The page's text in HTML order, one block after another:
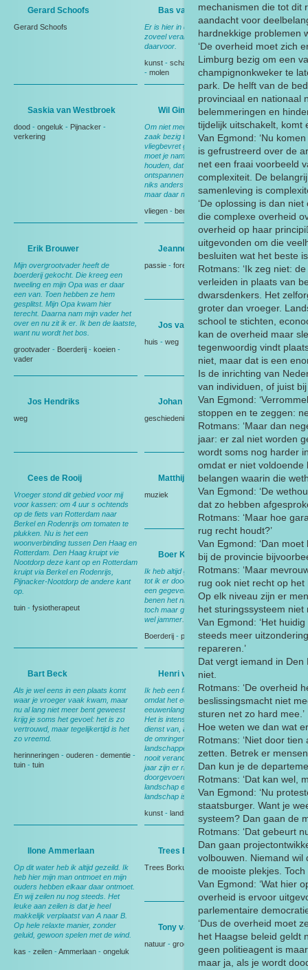
mechanismen die tot dit
aandacht voor
hardnekkige problemen
‘De overheid moet zich
Limburg bezig om een
champignonkweker te
park. De helft van de
provinciaal en nationaal
belemmeringen en
tijdelijk uitschakelt, komt
Van Egmond: ‘Nu
is gefrustreerd over de
net een fraai voorbeeld
complexiteit. De
samenleving is
‘De oplossing is dan
die complexe overheid
overheid op haar
uitgevonden om die
besluiten wat het beste
Rotmans: ‘Ik zeg niet:
verleiden in plaats van
dwarsdenkers. Het
groter dan vroeger.
school te stichten,
kan de overheid maar
tegenwoordig vindt
niet, maar dat is een
Is de inrichting van
van individuen, of juist
Van Egmond:
stoppen en te zeggen:
Rotmans: ‘Maar dan
jaar: er zal niet worden
wordt soms nog harder
omdat er niet voldoende
belangen waarin die
Van Egmond: ‘De
dat zo hebben
Rotmans: ‘Maar hoe
rug recht houdt?’
Van Egmond: ‘Dan
bij de provincie
Rotmans: ‘Maar
rug ook niet recht op
Op elk niveau zijn er
het sturingssysteem niet
Van Egmond: ‘Het
steeds meer
repareren.’
Dat vergt iemand in
niet.
Rotmans: ‘De overheid
beslissingsmacht niet
sturen net zo hard mee.’
Hoe weten we dan wat
Rotmans: ‘Niet door
zetten. Betrek er
Dan kun je de
Rotmans: ‘Dat kan wel,
Van Egmond: ‘Nu
staatsburger. Want je
systeem? Dan gaan de
Rotmans: ‘Dat gebeurt
Dan gaan
volbouwen. Niemand wil
de mooiste plekjes.
Van Egmond: ‘Wat hier
overheid is ervoor
parlementaire
‘Dus de overheid moet
het Haagse beleid geldt
geen politieagent is
maar ja, als je wordt
Gerard Schoofs
Gerard Schoofs
Bas van Leeuwen
Er is hier in de afgelopen vijf jaar net
zoveel veranderd als in de vijftig jaar
daarvoor.
kunst - schaatsen-koeien -Weiland
- molen
Saskia van Westbroek
dood - ongeluk - Pijnacker -
verkering
Wil Gimberg
Om niet meer altijd s avonds met de
zaak bezig te zijn, ben ik mijn
vliegbevret gaan halen. Als je vliegt
moet je namelijk zo je hersens erbij
houden, dat je daardoor heel
ontspannen terug komt. Je kan aan
niks anders denken, je moet alleen
maar daar mee bezig zijn.
vliegen - bedrijf ondernemer
Erik Brouwer
Mijn overgrootvader heeft de
boerderij gekocht. Die kreeg een
tweeling en mijn Opa was er daar
een van. Toen hebben ze hem
gesplitst. Mijn Opa kwam hier
terecht. Daarna nam mijn vader het
over en nu zit ik er. Ik ben de laatste,
want nu wordt het bos.
grootvader - Boerderij - koeien -
vader
Jeanne de Jong
passie - forens -natuur
Jos van der Burg
huis - weg
Jos Hendriks
weg
Johan Koot
geschiedenis Johan Koot
Cees de Rooij
Vroeger stond dit gebied voor mij
voor kassen: om 4 uur s ochtends
op de fiets van Rotterdam naar
Berkel en Rodenrijs om tomaten te
plukken. Nu is het een
woonverbinding tussen Den Haag en
Rotterdam. Den Haag kruipt vie
Nootdorp deze kant op en Rotterdam
kruipt via Berkel en Rodenrijs,
Pijnacker-Nootdorp de andere kant
op.
tuin - fysiotherapeut
Matthijs de Ridder
muziek
Boer Koot
Ik heb altijd gedacht: ik blijf melken
tot ik er dood bij neerval. Maar op
een gegeven moment hielden mijn
benen het niet meer en toen ben ik
toch maar gestopt. Maar ik vond t
wel jammer.
Boerderij - polder-Kerk-koeien
Bart Beck
Als je wel eens in een plaats komt
waar je vroeger vaak kwam, maar
nu al lang niet meer bent geweest
krijg je soms het gevoel: het is zo
vertrouwd, maar tegelijkertijd is het
zo vreemd.
herinneringen - ouderen - dementie -
tuin - tuin
Henri van Nes
Ik heb een fascinatie voor dit gebied,
omdat het een gebied is dat
eeuwenlang nauwelijks veranderd is.
Het is intensief gebruikt, maar altijd in
dienst van, als toeleverancier van,
de omringende steden De
landschappelijke karakteristiek is
nooit veranderd. Pas de laatste 7
jaar zijn er rigoureuze veranderingen
doorgevoerd, waardoor het
landschap eigenlijk een totaal ander
landschap is geworden.
kunst - landschap verandering
Ilone Ammerlaan
Op dit water heb ik altijd gezeild. Ik
heb hier mijn man ontmoet en mijn
ouders hebben elkaar daar ontmoet.
En wij zeilen nu nog steeds. Het
leuke aan zeilen is dat je heel
makkelijk verplaatst van A naar B.
Op hele relaxte manier, zonder
geluid, gewoon spelen met de wind.
kas - zeilen - Ammerlaan - ongeluk
Trees Borkus
Trees Borkus krant verandering
Tony van der Meulen
natuur - groen-blauwe slinger